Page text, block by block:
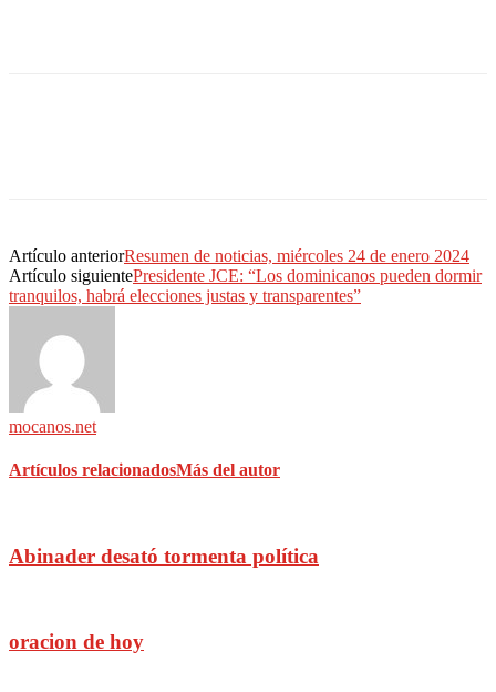
Artículo anteriorResumen de noticias, miércoles 24 de enero 2024
Artículo siguientePresidente JCE: “Los dominicanos pueden dormir
tranquilos, habrá elecciones justas y transparentes”
mocanos.net
Artículos relacionadosMás del autor
Abinader desató tormenta política
oracion de hoy